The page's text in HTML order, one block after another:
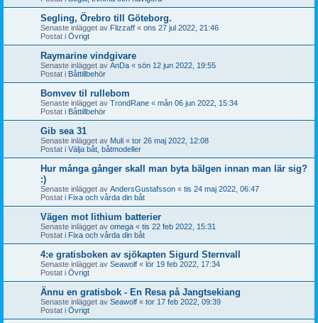
Segling, Örebro till Göteborg.
Senaste inlägget av Flizzaff « ons 27 jul 2022, 21:46
Postat i Övrigt
Raymarine vindgivare
Senaste inlägget av AnDa « sön 12 jun 2022, 19:55
Postat i Båttillbehör
Bomvev til rullebom
Senaste inlägget av TrondRane « mån 06 jun 2022, 15:34
Postat i Båttillbehör
Gib sea 31
Senaste inlägget av Muli « tor 26 maj 2022, 12:08
Postat i Välja båt, båtmodeller
Hur många gånger skall man byta bälgen innan man lär sig?
:)
Senaste inlägget av AndersGustafsson « tis 24 maj 2022, 06:47
Postat i Fixa och vårda din båt
Vägen mot lithium batterier
Senaste inlägget av omega « tis 22 feb 2022, 15:31
Postat i Fixa och vårda din båt
4:e gratisboken av sjökapten Sigurd Sternvall
Senaste inlägget av Seawolf « lör 19 feb 2022, 17:34
Postat i Övrigt
Ännu en gratisbok - En Resa på Jangtsekiang
Senaste inlägget av Seawolf « tor 17 feb 2022, 09:39
Postat i Övrigt